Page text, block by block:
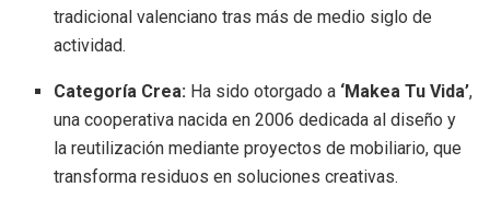
tradicional valenciano tras más de medio siglo de
actividad.
Categoría Crea: Ha sido otorgado a ‘Makea Tu Vida’,
una cooperativa nacida en 2006 dedicada al diseño y
la reutilización mediante proyectos de mobiliario, que
transforma residuos en soluciones creativas.